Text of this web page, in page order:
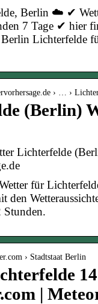
Berlin ☁️ ✔
7 Tage ✔ hier
Lichterfelde
› … ›
(Berlin)
Lichterfelde
für
den
Stunden.
› Stadtstaat Berlin
14
|